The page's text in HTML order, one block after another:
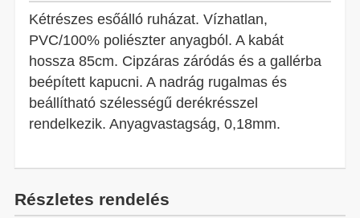
Kétrészes esőálló ruházat. Vízhatlan,
PVC/100% poliészter anyagból. A kabát
hossza 85cm. Cipzáras záródás és a gallérba
beépített kapucni. A nadrág rugalmas és
beállítható szélességű derékrésszel
rendelkezik. Anyagvastagság, 0,18mm.
Részletes rendelés